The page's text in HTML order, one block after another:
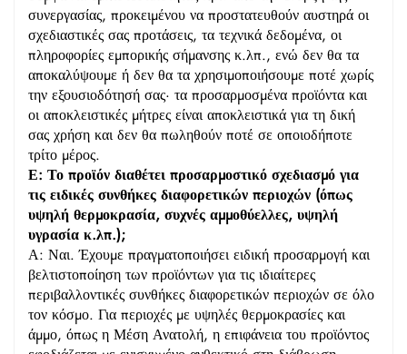
συνεργασίας, προκειμένου να προστατευθούν αυστηρά οι
σχεδιαστικές σας προτάσεις, τα τεχνικά δεδομένα, οι
πληροφορίες εμπορικής σήμανσης κ.λπ., ενώ δεν θα τα
αποκαλύψουμε ή δεν θα τα χρησιμοποιήσουμε ποτέ χωρίς
την εξουσιοδότησή σας· τα προσαρμοσμένα προϊόντα και
οι αποκλειστικές μήτρες είναι αποκλειστικά για τη δική
σας χρήση και δεν θα πωληθούν ποτέ σε οποιοδήποτε
τρίτο μέρος.
Ε: Το προϊόν διαθέτει προσαρμοστικό σχεδιασμό για
τις ειδικές συνθήκες διαφορετικών περιοχών (όπως
υψηλή θερμοκρασία, συχνές αμμοθύελλες, υψηλή
υγρασία κ.λπ.);
Α: Ναι. Έχουμε πραγματοποιήσει ειδική προσαρμογή και
βελτιστοποίηση των προϊόντων για τις ιδιαίτερες
περιβαλλοντικές συνθήκες διαφορετικών περιοχών σε όλο
τον κόσμο. Για περιοχές με υψηλές θερμοκρασίες και
άμμο, όπως η Μέση Ανατολή, η επιφάνεια του προϊόντος